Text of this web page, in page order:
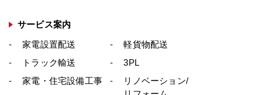
サービス案内
家電設置配送
軽貨物配送
トラック輸送
3PL
家電・住宅設備工事
リノベーション/